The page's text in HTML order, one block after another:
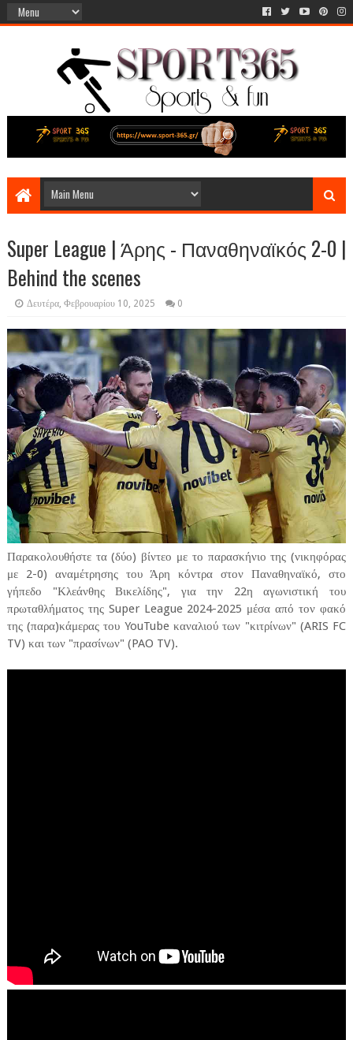
Super League | Άρης - Παναθηναϊκός 2-0 |
Behind the scenes
Δευτέρα, Φεβρουαρίου 10, 2025 0
Παρακολουθήστε τα (δύο) βίντεο με το παρασκήνιο της (νικηφόρας
με 2-0) αναμέτρησης του Άρη κόντρα στον Παναθηναϊκό, στο
γήπεδο "Κλεάνθης Βικελίδης", για την 22η αγωνιστική του
πρωταθλήματος της Super League 2024-2025 μέσα από τον φακό
της (παρα)κάμερας του YouTube καναλιού των "κιτρίνων" (ARIS FC
TV) και των "πρασίνων" (PAO TV).